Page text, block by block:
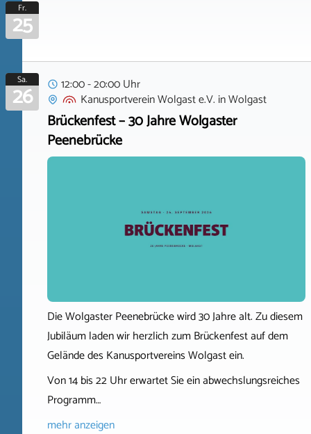
Fr.
25
Sa.
26
12:00 - 20:00 Uhr
Kanusportverein Wolgast e.V. inWolgast
Brückenfest – 30 Jahre Wolgaster
Peenebrücke
Die Wolgaster Peenebrücke wird 30 Jahre alt. Zu diesem
Jubiläum laden wir herzlich zum Brückenfest auf dem
Gelände des Kanusportvereins Wolgast ein.
Von 14 bis 22 Uhr erwartet Sie ein abwechslungsreiches
Programm…
mehr anzeigen